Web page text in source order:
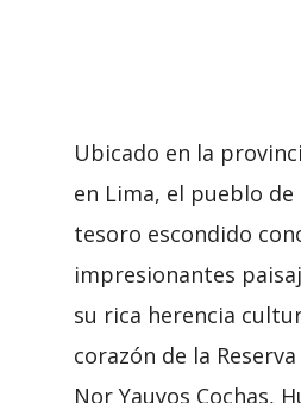
Ubicado en la
en Lima, el pueblo de
tesoro escondido
impresionantes
su rica herencia
corazón de la
Nor Yauyos Cochas,